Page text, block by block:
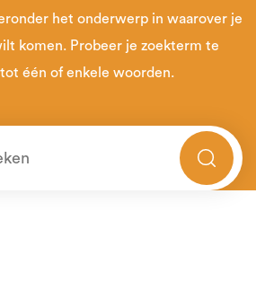
het onderwerp in waarover je
komen. Probeer je zoekterm te
één of enkele woorden.